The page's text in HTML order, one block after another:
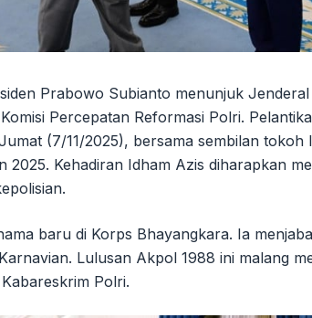
Prabowo Subianto menunjuk
Percepatan Reformasi Polri.
(7/11/2025), bersama sembilan tokoh
2025. Kehadiran Idham Azis diharapkan
baru di Korps Bhayangkara. Ia
Lulusan Akpol 1988 ini malang
Polri.